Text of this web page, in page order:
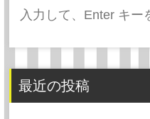
索:
最近の投稿